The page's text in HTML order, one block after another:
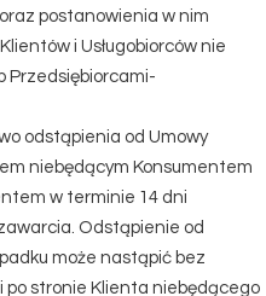
postanowienia w nim
i Usługobiorców nie
Przedsiębiorcami-
odstąpienia od Umowy
niebędącym Konsumentem
w terminie 14 dni
Odstąpienie od
może nastąpić bez
po stronie Klienta niebędącego